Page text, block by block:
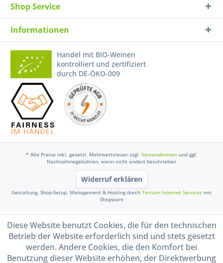
Shop Service
Informationen
Handel mit BIO-Weinen
kontrolliert und zertifiziert
durch DE-ÖKO-009
* Alle Preise inkl. gesetzl. Mehrwertsteuer zzgl. Versandkosten und ggf.
Nachnahmegebühren, wenn nicht anders beschrieben
Widerruf erklären
Gestaltung, Shop-Setup, Management & Hosting durch Ternum Internet Services mit
Shopware
Diese Website benutzt Cookies, die für den technischen
Betrieb der Website erforderlich sind und stets gesetzt
werden. Andere Cookies, die den Komfort bei
Benutzung dieser Website erhöhen, der Direktwerbung